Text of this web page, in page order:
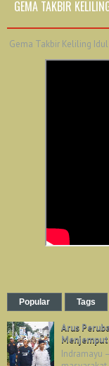
GEMA TAKBIR
Gema Takbir Keliling
Popular Tags
Arus
Indramayu